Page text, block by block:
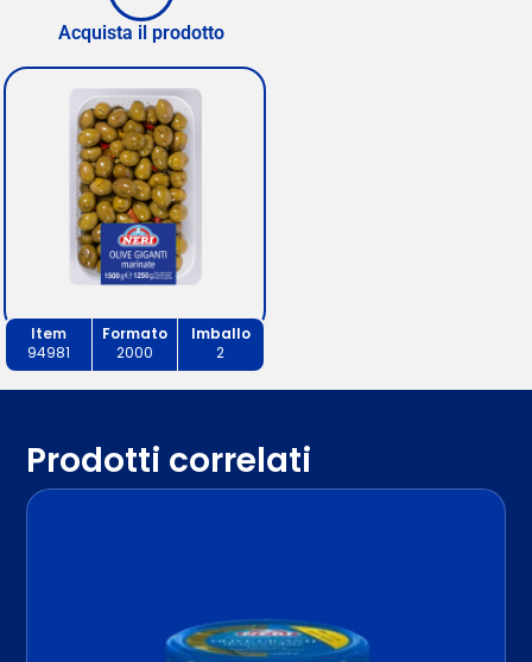
Acquista il prodotto
Item Formato
Imballo
94981
2000 2
Prodotti correlati